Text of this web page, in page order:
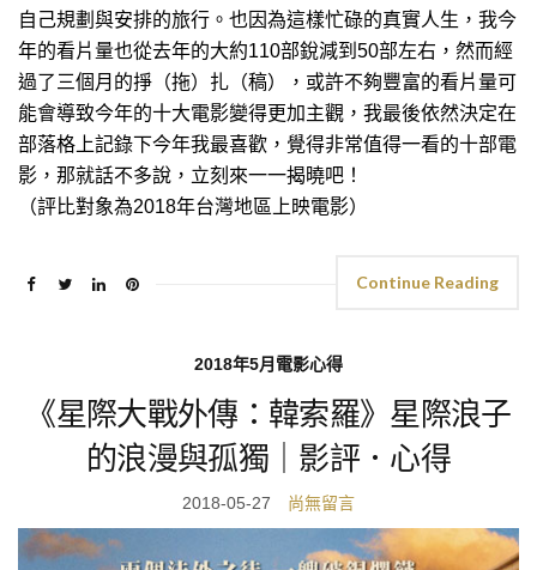
自己規劃與安排的旅行。也因為這樣忙碌的真實人生，我今
年的看片量也從去年的大約110部銳減到50部左右，然而經
過了三個月的掙（拖）扎（稿），或許不夠豐富的看片量可
能會導致今年的十大電影變得更加主觀，我最後依然決定在
部落格上記錄下今年我最喜歡，覺得非常值得一看的十部電
影，那就話不多說，立刻來一一揭曉吧！
（評比對象為2018年台灣地區上映電影）
Continue Reading
2018年5月電影心得
《星際大戰外傳：韓索羅》星際浪子
的浪漫與孤獨｜影評．心得
2018-05-27 尚無留言